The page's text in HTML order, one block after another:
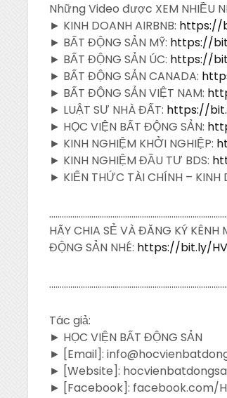
Những Video được XEM NHIỀU
► KINH DOANH AIRBNB: https://
► BẤT ĐỘNG SẢN MỸ: https://
► BẤT ĐỘNG SẢN ÚC: https://
► BẤT ĐỘNG SẢN CANADA:
► BẤT ĐỘNG SẢN VIỆT NAM:
► LUẬT SƯ NHÀ ĐẤT: https://
► HỌC VIỆN BẤT ĐỘNG SẢN:
► KINH NGHIỆM KHỞI NGHIỆP:
► KINH NGHIỆM ĐẦU TƯ BDS:
► KIẾN THỨC TÀI CHÍNH – KINH
HÃY CHIA SẺ VÀ ĐĂNG KÝ
ĐỘNG SẢN NHÉ: https://bit.ly/
Tác giả:
► HỌC VIỆN BẤT ĐỘNG SẢN
► [Email]:
► [Website]:
► [Facebook]: facebook.com/